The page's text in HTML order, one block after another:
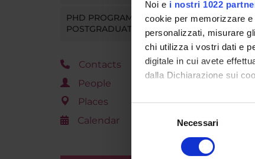
Noi e i nostri 1022
cookie per memorizzare
personalizzati, misurare
chi utilizza i vostri dati e
digitale in cui avete
dalla Dichiarazione sui
Con il tuo consenso,
raccogliere
digitali).
Necessari
PHD PROGRAMMES AND
POSTGRADUATE TRAINING
Contacts
People
Places
Calendar